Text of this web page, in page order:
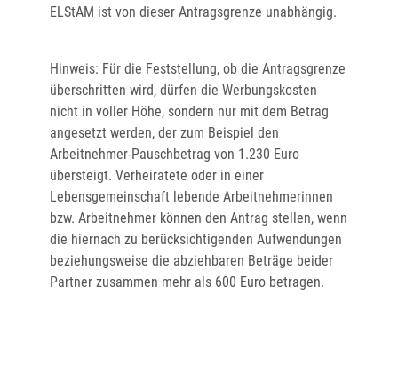
ELStAM ist von dieser Antragsgrenze unabhängig.
Hinweis: Für die Feststellung, ob die Antragsgrenze
überschritten wird, dürfen die Werbungskosten
nicht in voller Höhe, sondern nur mit dem Betrag
angesetzt werden, der zum Beispiel den
Arbeitnehmer-Pauschbetrag von 1.230 Euro
übersteigt. Verheiratete oder in einer
Lebensgemeinschaft lebende Arbeitnehmerinnen
bzw. Arbeitnehmer können den Antrag stellen, wenn
die hiernach zu berücksichtigenden Aufwendungen
beziehungsweise die abziehbaren Beträge beider
Partner zusammen mehr als 600 Euro betragen.